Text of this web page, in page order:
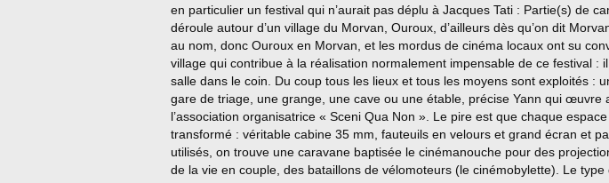
en particulier un festival qui n’aurait pas déplu à Jacques Tati : Partie(s) de
déroule autour d’un village du Morvan, Ouroux, d’ailleurs dès qu’on dit
au nom, donc Ouroux en Morvan, et les mordus de cinéma locaux ont su
village qui contribue à la réalisation normalement impensable de ce festival : il
salle dans le coin. Du coup tous les lieux et tous les moyens sont exploités :
gare de triage, une grange, une cave ou une étable, précise Yann qui œuvre
l’association organisatrice « Sceni Qua Non ». Le pire est que chaque
transformé : véritable cabine 35 mm, fauteuils en velours et grand écran et
utilisés, on trouve une caravane baptisée le cinémanouche pour des
de la vie en couple, des bataillons de vélomoteurs (le cinémobylette). Le type